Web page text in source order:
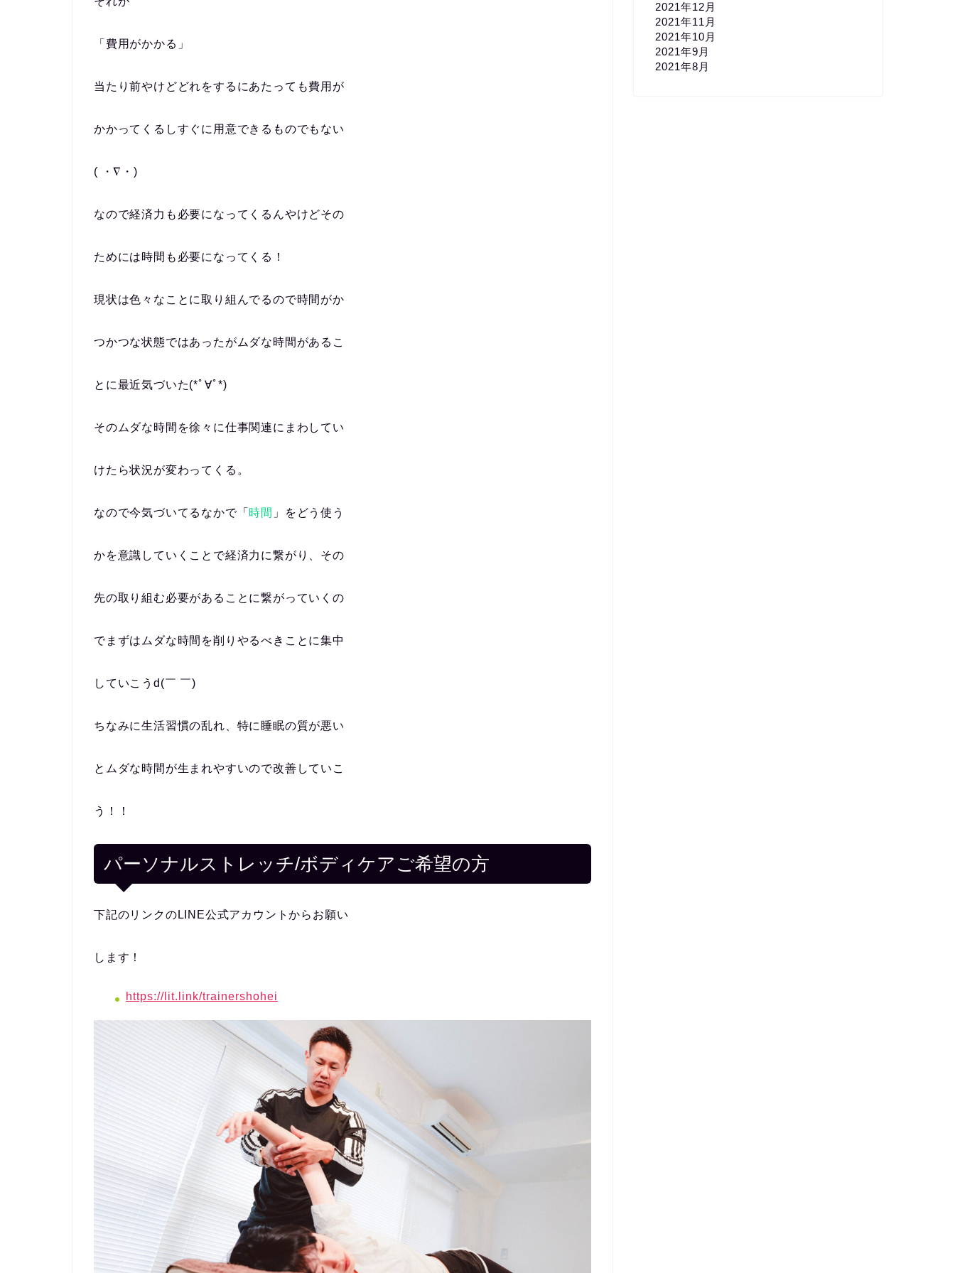
「費用がかかる」
当たり前やけどどれをするにあたっても費用が
かかってくるしすぐに用意できるものでもない
( ・∇・)
なので経済力も必要になってくるんやけどその
ためには時間も必要になってくる！
現状は色々なことに取り組んでるので時間がか
つかつな状態ではあったがムダな時間があるこ
とに最近気づいた(*ﾟ∀ﾟ*)
そのムダな時間を徐々に仕事関連にまわしてい
けたら状況が変わってくる。
なので今気づいてるなかで「 時間 」をどう使う
かを意識していくことで経済力に繋がり、その
先の取り組む必要があることに繋がっていくの
でまずはムダな時間を削りやるべきことに集中
していこうd(￣ ￣)
ちなみに生活習慣の乱れ、特に睡眠の質が悪い
とムダな時間が生まれやすいので改善していこ
う！！
パーソナルストレッチ/ボディケアご希望の方
下記のリンクのLINE公式アカウントからお願い
します！
https://lit.link/trainershohei
2021年12月
2021年11月
2021年10月
2021年9月
2021年8月